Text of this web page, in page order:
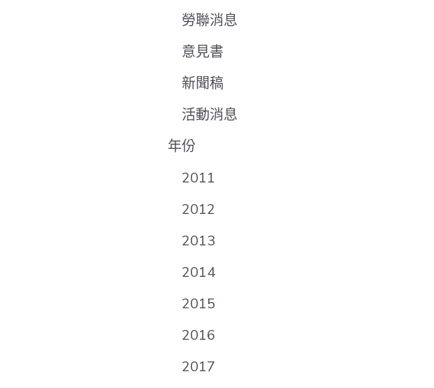
勞聯消息
意見書
新聞稿
活動消息
年份
2011
2012
2013
2014
2015
2016
2017